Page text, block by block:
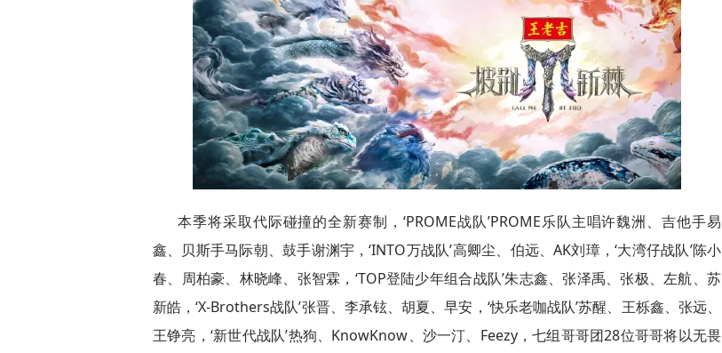
本季将采取代际碰撞的全新赛制，‘PROME战队’PROME乐队主唱许魏洲、吉他手易
鑫、贝斯手马际朝、鼓手谢渊宇，‘INTO万战队’高卿尘、伯远、AK刘璋，‘大湾仔战队’陈小
春、周柏豪、林晓峰、张智霖，‘TOP登陆少年组合战队’朱志鑫、张泽禹、张极、左航、苏
新皓，‘X-Brothers战队’张晋、李承铉、胡夏、早安，‘快乐老咖战队’苏醒、王栎鑫、张远、
王铮亮，‘新世代战队’热狗、KnowKnow、沙一汀、Feezy，七组哥哥团28位哥哥将以无畏